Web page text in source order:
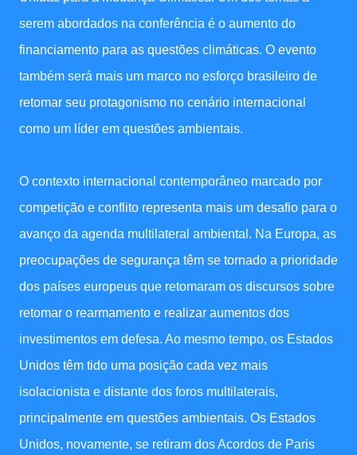
serem abordados na conferência é o aumento do
financiamento para as questões climáticas. O evento
também será mais um marco no esforço brasileiro de
retomar seu protagonismo no cenário internacional
como um líder em questões ambientais.
O contexto internacional contemporâneo marcado por
competição e conflito representa mais um desafio para o
avanço da agenda multilateral ambiental. Na Europa, as
preocupações de segurança têm se tornado a prioridade
dos países europeus que retomaram os discursos sobre
retomar o rearmamento e realizar aumentos dos
investimentos em defesa. Ao mesmo tempo, os Estados
Unidos têm tido uma posição cada vez mais
isolacionista e distante dos foros multilaterais,
principalmente em questões ambientais. Os Estados
Unidos, novamente, se retiram dos Acordos de Paris